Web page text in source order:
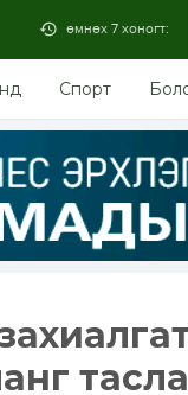
өмнөх 7 хоногт:
Спорт